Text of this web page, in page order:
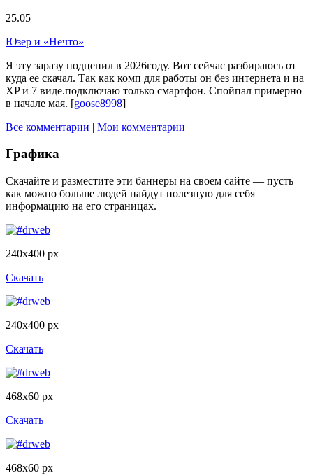
25.05
Юзер и «Нечто»
Я эту заразу подцепил в 2026году. Вот сейчас разбираюсь от
куда ее скачал. Так как комп для работы он без интернета и на
XP и 7 виде.подключаю только смартфон. Спойпал примерно
в начале мая. [goose8998]
Все комментарии | Мои комментарии
Графика
Скачайте и разместите эти баннеры на своем сайте — пусть
как можно больше людей найдут полезную для себя
информацию на его страницах.
240x400 px
Скачать
240x400 px
Скачать
468x60 px
Скачать
468x60 px